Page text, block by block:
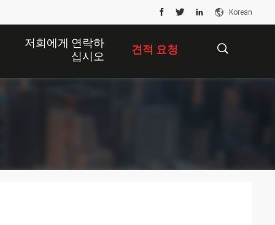
Korean
저희에게 연락하
십시오
견적 요청